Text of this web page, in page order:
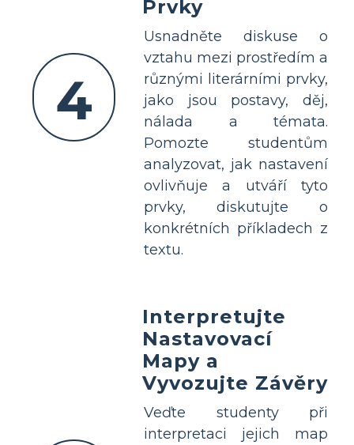
4
Prvky
Usnadněte diskuse o
vztahu mezi prostředím a
různými literárními prvky,
jako jsou postavy, děj,
nálada a témata.
Pomozte studentům
analyzovat, jak nastavení
ovlivňuje a utváří tyto
prvky, diskutujte o
konkrétních příkladech z
textu.
Interpretujte
Nastavovací
Mapy a
Vyvozujte Závěry
Veďte studenty při
interpretaci jejich map